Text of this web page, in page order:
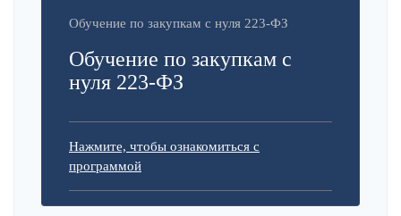
Обучение по закупкам с нуля 223-ФЗ
Обучение по закупкам с
нуля 223-ФЗ
Нажмите, чтобы ознакомиться с
программой